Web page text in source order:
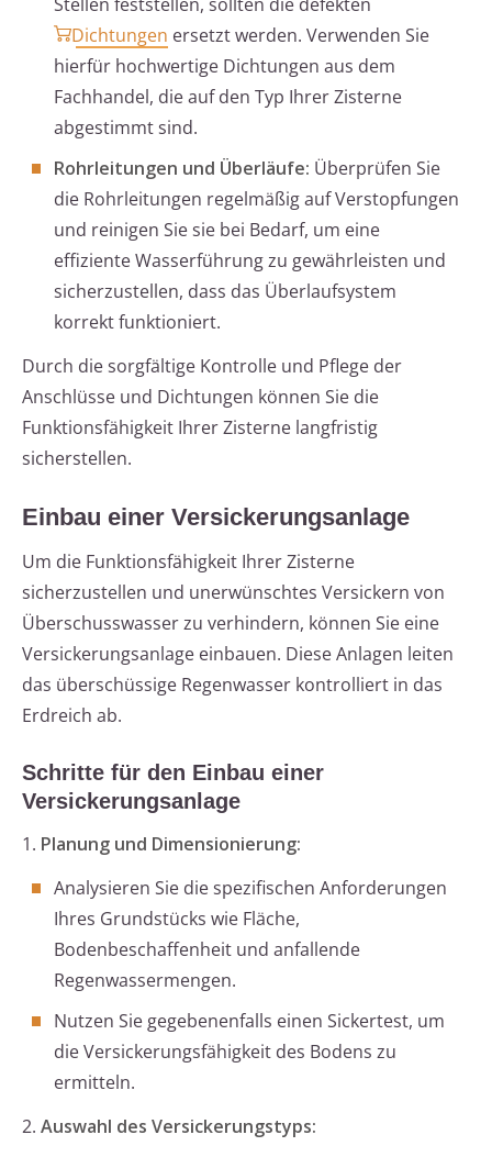
Dichtungen ersetzt werden. Verwenden Sie
hierfür hochwertige Dichtungen aus dem
Fachhandel, die auf den Typ Ihrer Zisterne
abgestimmt sind.
Rohrleitungen und Überläufe: Überprüfen Sie
die Rohrleitungen regelmäßig auf Verstopfungen
und reinigen Sie sie bei Bedarf, um eine
effiziente Wasserführung zu gewährleisten und
sicherzustellen, dass das Überlaufsystem
korrekt funktioniert.
Durch die sorgfältige Kontrolle und Pflege der
Anschlüsse und Dichtungen können Sie die
Funktionsfähigkeit Ihrer Zisterne langfristig
sicherstellen.
Einbau einer Versickerungsanlage
Um die Funktionsfähigkeit Ihrer Zisterne
sicherzustellen und unerwünschtes Versickern von
Überschusswasser zu verhindern, können Sie eine
Versickerungsanlage einbauen. Diese Anlagen leiten
das überschüssige Regenwasser kontrolliert in das
Erdreich ab.
Schritte für den Einbau einer
Versickerungsanlage
1. Planung und Dimensionierung:
Analysieren Sie die spezifischen Anforderungen
Ihres Grundstücks wie Fläche,
Bodenbeschaffenheit und anfallende
Regenwassermengen.
Nutzen Sie gegebenenfalls einen Sickertest, um
die Versickerungsfähigkeit des Bodens zu
ermitteln.
2. Auswahl des Versickerungstyps: